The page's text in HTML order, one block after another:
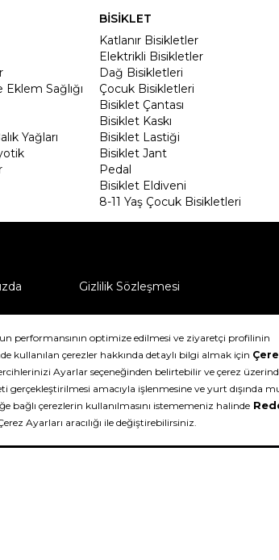
Sağlığı
Yağları
BİSİKLET
Katlanır Bisikletler
Elektrikli Bisikletler
Dağ Bisikletleri
Çocuk Bisikletleri
Bisiklet Çantası
Bisiklet Kaskı
Bisiklet Lastiği
Bisiklet Jant
Pedal
Bisiklet Eldiveni
8-11 Yaş Çocuk Bisikletleri
Gizlilik Sözleşmesi